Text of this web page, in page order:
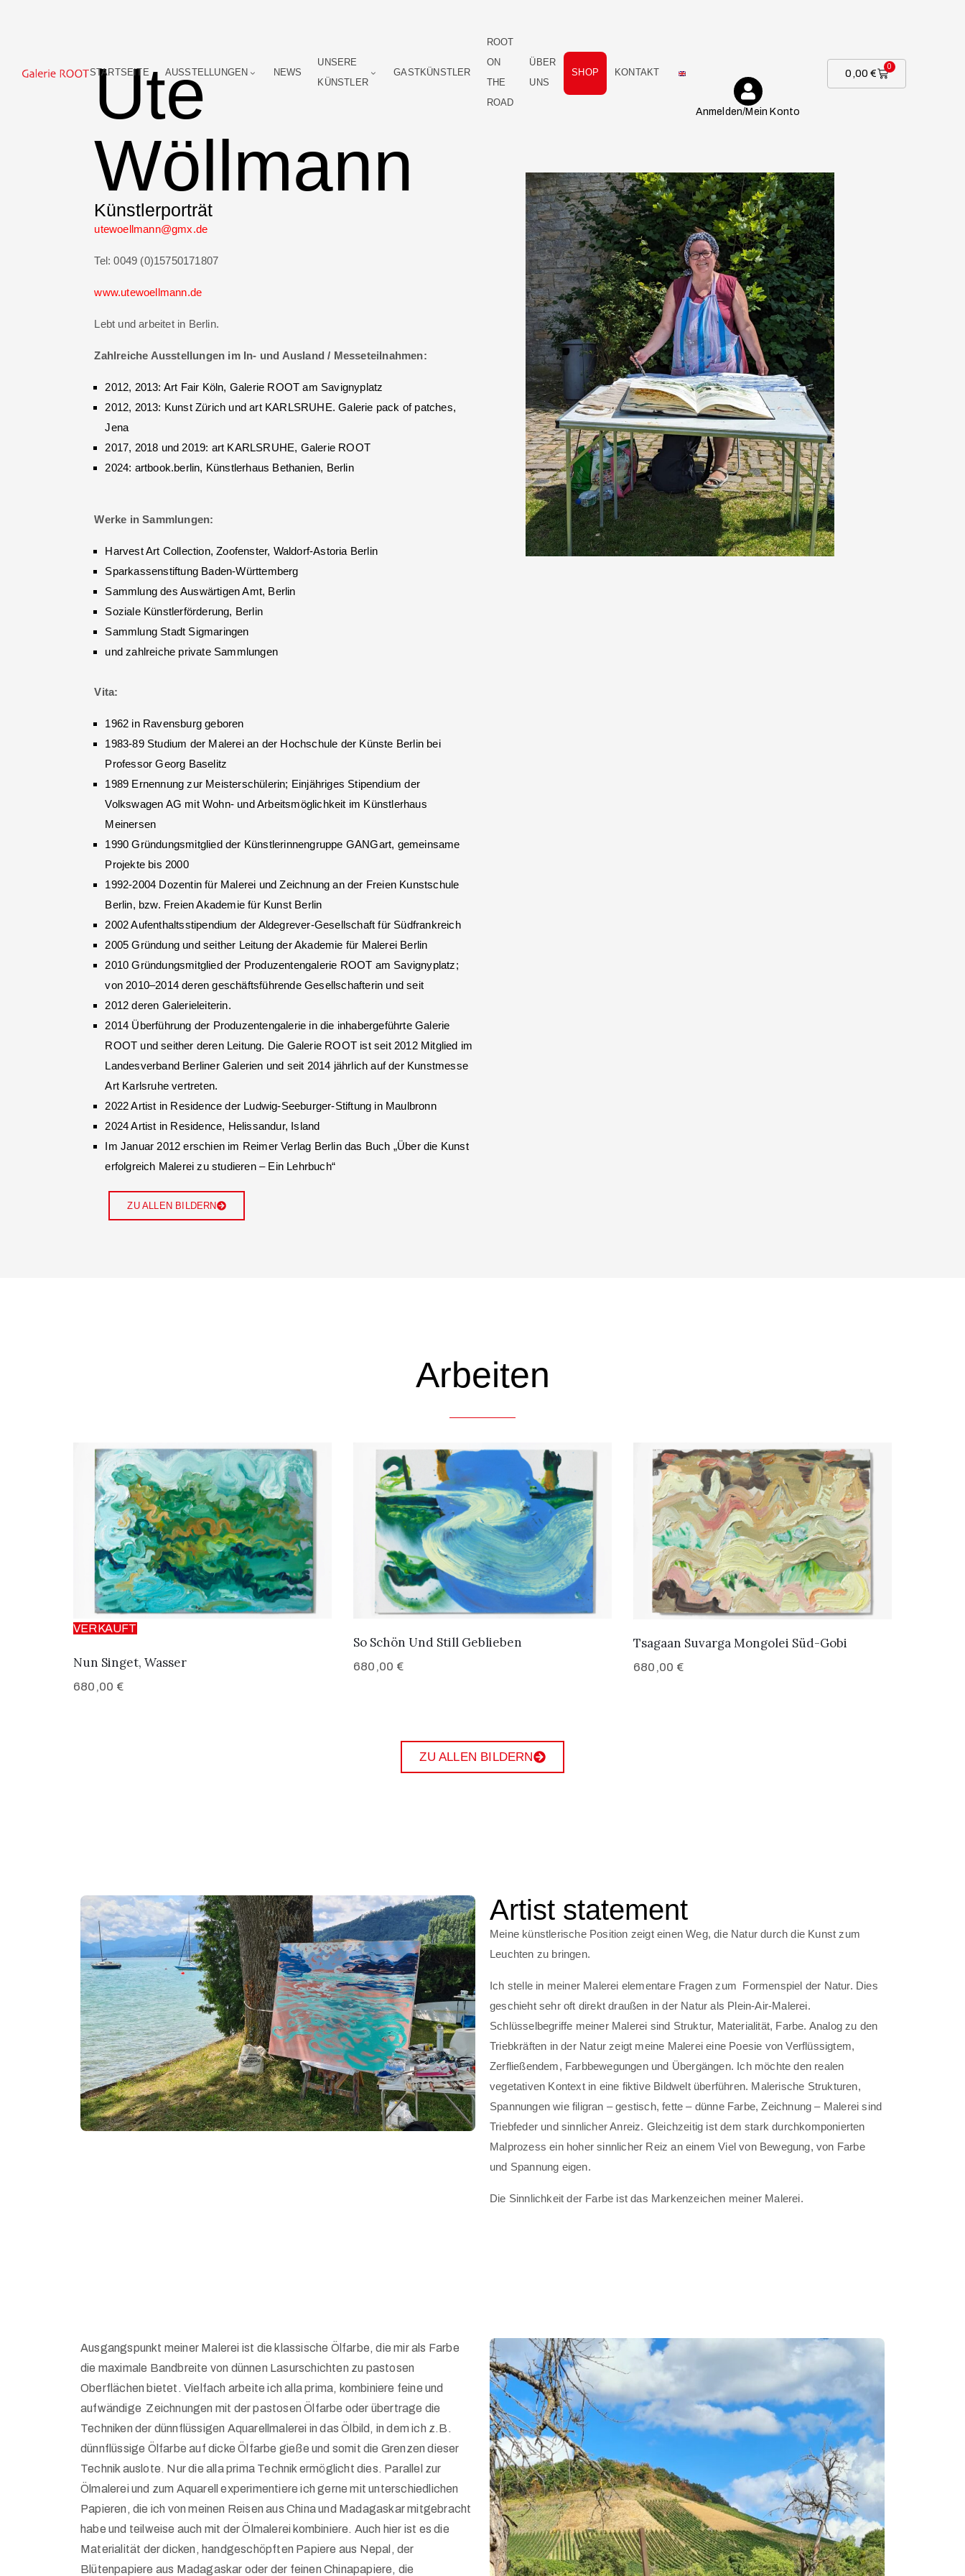
STARTSEITE AUSSTELLUNGEN NEWS
UNSERE
KÜNSTLER
GASTKÜNSTLER
ROOT
ON
THE
ROAD
ÜBER
UNS
SHOP KONTAKT
Anmelden/Mein Konto
0,00€
0
Ute
Wöllmann
Künstlerporträt
utewoellmann@gmx.de
Tel: 0049 (0)15750171807
www.utewoellmann.de
Lebt und arbeitet in Berlin.
Zahlreiche Ausstellungen im In- und Ausland / Messeteilnahmen:
2012, 2013: Art Fair Köln, Galerie ROOT am Savignyplatz
2012, 2013: Kunst Zürich und art KARLSRUHE. Galerie pack of patches,
Jena
2017, 2018 und 2019: art KARLSRUHE, Galerie ROOT
2024: artbook.berlin, Künstlerhaus Bethanien, Berlin
Werke in Sammlungen:
Harvest Art Collection, Zoofenster, Waldorf-Astoria Berlin
Sparkassenstiftung Baden-Württemberg
Sammlung des Auswärtigen Amt, Berlin
Soziale Künstlerförderung, Berlin
Sammlung Stadt Sigmaringen
und zahlreiche private Sammlungen
Vita:
1962 in Ravensburg geboren
1983-89 Studium der Malerei an der Hochschule der Künste Berlin bei
Professor Georg Baselitz
1989 Ernennung zur Meisterschülerin; Einjähriges Stipendium der
Volkswagen AG mit Wohn- und Arbeitsmöglichkeit im Künstlerhaus
Meinersen
1990 Gründungsmitglied der Künstlerinnengruppe GANGart, gemeinsame
Projekte bis 2000
1992-2004 Dozentin für Malerei und Zeichnung an der Freien Kunstschule
Berlin, bzw. Freien Akademie für Kunst Berlin
2002 Aufenthaltsstipendium der Aldegrever-Gesellschaft für Südfrankreich
2005 Gründung und seither Leitung der Akademie für Malerei Berlin
2010 Gründungsmitglied der Produzentengalerie ROOT am Savignyplatz;
von 2010–2014 deren geschäftsführende Gesellschafterin und seit
2012 deren Galerieleiterin.
2014 Überführung der Produzentengalerie in die inhabergeführte Galerie
ROOT und seither deren Leitung. Die Galerie ROOT ist seit 2012 Mitglied im
Landesverband Berliner Galerien und seit 2014 jährlich auf der Kunstmesse
Art Karlsruhe vertreten.
2022 Artist in Residence der Ludwig-Seeburger-Stiftung in Maulbronn
2024 Artist in Residence, Helissandur, Island
Im Januar 2012 erschien im Reimer Verlag Berlin das Buch „Über die Kunst
erfolgreich Malerei zu studieren – Ein Lehrbuch“
ZU ALLEN BILDERN
Arbeiten
VERKAUFT
Nun Singet, Wasser
680,00 €
So Schön Und Still Geblieben
680,00 €
Tsagaan Suvarga Mongolei Süd-Gobi
680,00 €
ZU ALLEN BILDERN
Artist statement
Meine künstlerische Position zeigt einen Weg, die Natur durch die Kunst zum
Leuchten zu bringen.
Ich stelle in meiner Malerei elementare Fragen zum Formenspiel der Natur. Dies
geschieht sehr oft direkt draußen in der Natur als Plein-Air-Malerei.
Schlüsselbegriffe meiner Malerei sind Struktur, Materialität, Farbe. Analog zu den
Triebkräften in der Natur zeigt meine Malerei eine Poesie von Verflüssigtem,
Zerfließendem, Farbbewegungen und Übergängen. Ich möchte den realen
vegetativen Kontext in eine fiktive Bildwelt überführen. Malerische Strukturen,
Spannungen wie filigran – gestisch, fette – dünne Farbe, Zeichnung – Malerei sind
Triebfeder und sinnlicher Anreiz. Gleichzeitig ist dem stark durchkomponierten
Malprozess ein hoher sinnlicher Reiz an einem Viel von Bewegung, von Farbe
und Spannung eigen.
Die Sinnlichkeit der Farbe ist das Markenzeichen meiner Malerei.
Ausgangspunkt meiner Malerei ist die klassische Ölfarbe, die mir als Farbe
die maximale Bandbreite von dünnen Lasurschichten zu pastosen
Oberflächen bietet. Vielfach arbeite ich alla prima, kombiniere feine und
aufwändige Zeichnungen mit der pastosen Ölfarbe oder übertrage die
Techniken der dünnflüssigen Aquarellmalerei in das Ölbild, in dem ich z.B.
dünnflüssige Ölfarbe auf dicke Ölfarbe gieße und somit die Grenzen dieser
Technik auslote. Nur die alla prima Technik ermöglicht dies. Parallel zur
Ölmalerei und zum Aquarell experimentiere ich gerne mit unterschiedlichen
Papieren, die ich von meinen Reisen aus China und Madagaskar mitgebracht
habe und teilweise auch mit der Ölmalerei kombiniere. Auch hier ist es die
Materialität der dicken, handgeschöpften Papiere aus Nepal, der
Blütenpapiere aus Madagaskar oder der feinen Chinapapiere, die